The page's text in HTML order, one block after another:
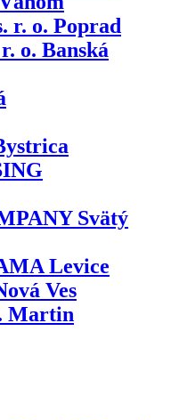
r. o. Poprad
o. Banská
Svätý
Levice
Ves
Martin